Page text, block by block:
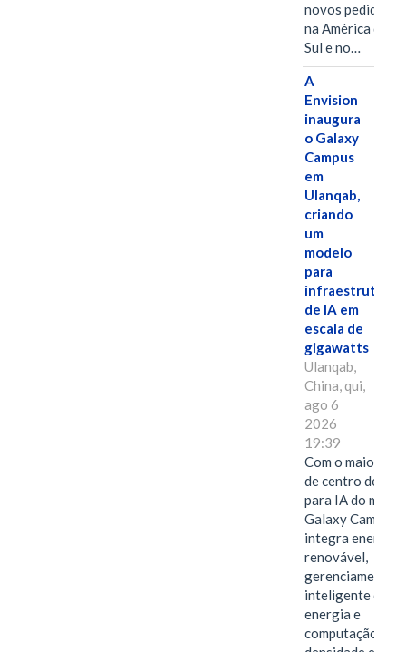
novos pedidos
na América do
Sul e no…
A
Envision
inaugura
o Galaxy
Campus
em
Ulanqab,
criando
um
modelo
para
infraestrutura
de IA em
escala de
gigawatts
Ulanqab,
China, qui,
ago 6
2026
19:39
Com o maior
de centro de
para IA do
Galaxy Campus
integra energia
renovável,
gerenciamento
inteligente de
energia e
computação de